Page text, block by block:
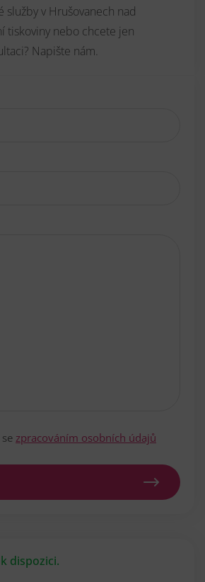
služby v Hrušovanech nad
tiskoviny nebo chcete jen
Napište nám.
zpracováním osobních údajů
dispozici.